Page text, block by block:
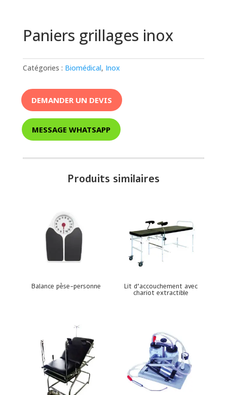
Paniers grillages inox
Catégories : Biomédical, Inox
DEMANDER UN DEVIS
MESSAGE WHATSAPP
Produits similaires
Balance pèse-personne Lit d’accouchement avec
chariot extractible